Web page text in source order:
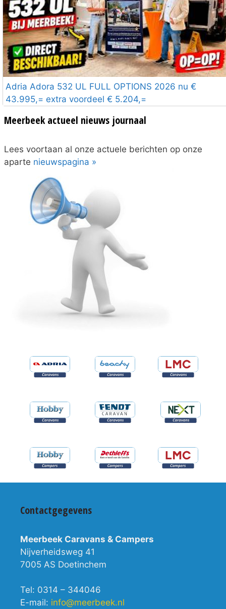
Adria Adora 532 UL FULL OPTIONS 2026 nu €
43.995,= extra voordeel € 5.204,=
Meerbeek actueel nieuws journaal
Lees voortaan al onze actuele berichten op onze
aparte nieuwspagina »
Contactgegevens
Meerbeek Caravans & Campers
Nijverheidsweg 41
7005 AS Doetinchem
Tel: 0314 – 344046
E-mail: info@meerbeek.nl